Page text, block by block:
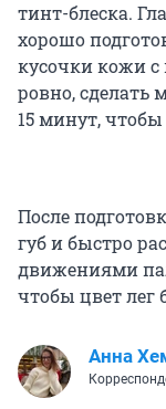
тинт-блеска.
хорошо
кусочки кожи
ровно, сделать
15 минут,
После
губ и быстро
движениями
чтобы цвет лег
Анна